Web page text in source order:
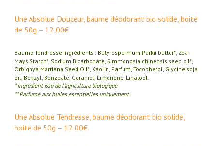
Une Absolue Douceur, baume déodorant bio solide, boite
de 50g – 12,00€.
Baume Tendresse Ingrédients : Butyrospermum Parkii butter*, Zea
Mays Starch*, Sodium Bicarbonate, Simmondsia chinensis seed oil*,
Orbignya Martiana Seed Oil*, Kaolin, Parfum, Tocopherol, Glycine soja
oil, Benzyl, Benzoate, Geraniol, Limonene, Linalool.
* ingrédient issu de l’agriculture biologique
** Parfumé aux huiles essentielles uniquement
Une Absolue Tendresse, baume déodorant bio solide,
boite de 50g – 12,00€.